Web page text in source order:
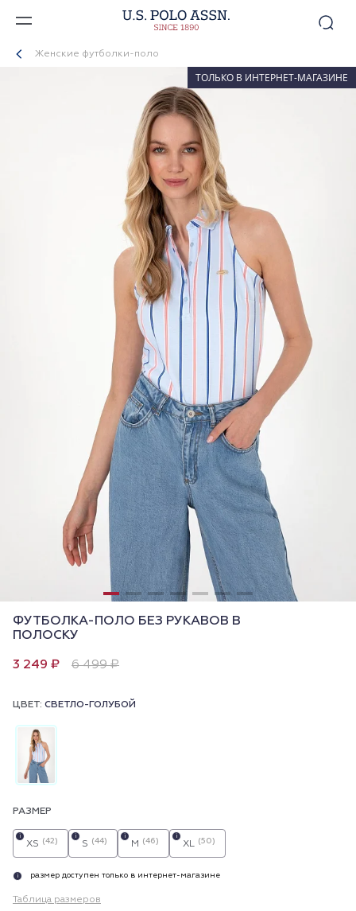
Женские футболки-поло
ТОЛЬКО В ИНТЕРНЕТ-МАГАЗИНЕ
ФУТБОЛКА-ПОЛО БЕЗ РУКАВОВ В
ПОЛОСКУ
3 249 ₽ 6 499 ₽
ЦВЕТ: СВЕТЛО-ГОЛУБОЙ
РАЗМЕР
XS (42)
i
S (44)
i
M (46)
i
XL (50)
i
i размер доступен только в интернет-магазине
Таблица размеров